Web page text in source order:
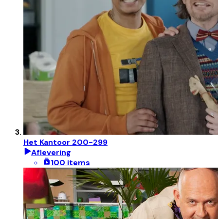
Het Kantoor 200-299
Aflevering
100 items